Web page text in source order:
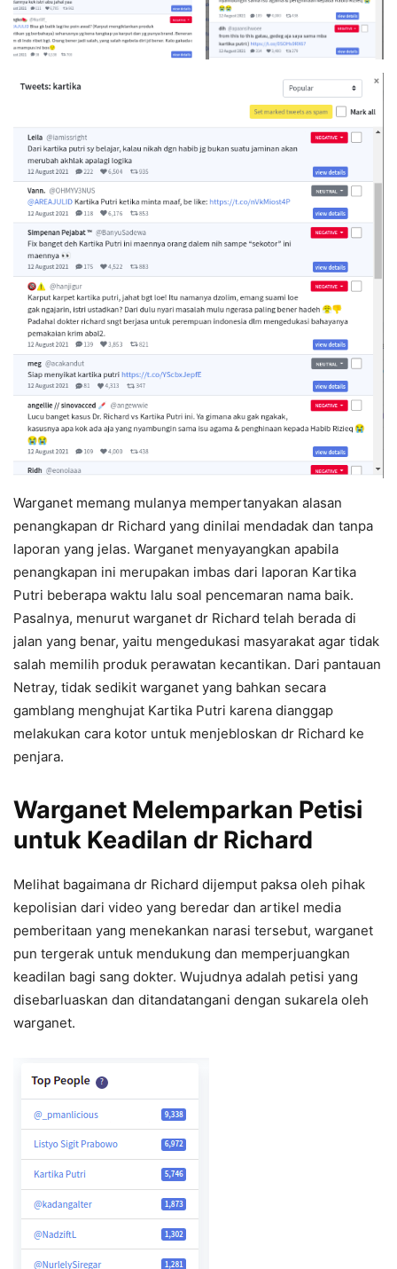
Warganet memang mulanya mempertanyakan alasan
penangkapan dr Richard yang dinilai mendadak dan tanpa
laporan yang jelas. Warganet menyayangkan apabila
penangkapan ini merupakan imbas dari laporan Kartika
Putri beberapa waktu lalu soal pencemaran nama baik.
Pasalnya, menurut warganet dr Richard telah berada di
jalan yang benar, yaitu mengedukasi masyarakat agar tidak
salah memilih produk perawatan kecantikan. Dari pantauan
Netray, tidak sedikit warganet yang bahkan secara
gamblang menghujat Kartika Putri karena dianggap
melakukan cara kotor untuk menjebloskan dr Richard ke
penjara.
Warganet Melemparkan Petisi
untuk Keadilan dr Richard
Melihat bagaimana dr Richard dijemput paksa oleh pihak
kepolisian dari video yang beredar dan artikel media
pemberitaan yang menekankan narasi tersebut, warganet
pun tergerak untuk mendukung dan memperjuangkan
keadilan bagi sang dokter. Wujudnya adalah petisi yang
disebarluaskan dan ditandatangani dengan sukarela oleh
warganet.